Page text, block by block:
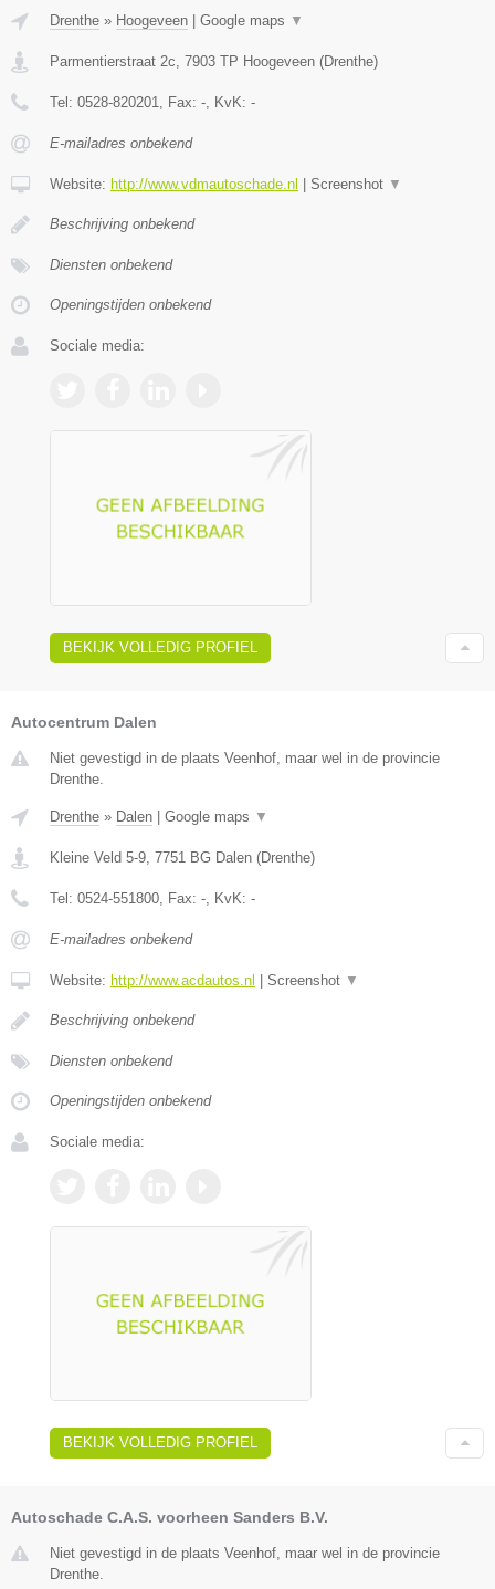
Drenthe » Hoogeveen Google maps ▼
Parmentierstraat 2c 7903 TP Hoogeveen (Drenthe)
Tel: 0528-820201 , Fax: - , KvK: -
E-mailadres onbekend
Website: http://www.vdmautoschade.nl Screenshot ▼
Beschrijving onbekend
Diensten onbekend
Openingstijden onbekend
Sociale media:
BEKIJK VOLLEDIG PROFIEL
Autocentrum Dalen
Niet gevestigd in de plaats Veenhof, maar wel in de provincie
Drenthe.
Drenthe » Dalen | Google maps ▼
Kleine Veld 5-9 7751 BG Dalen (Drenthe)
Tel: 0524-551800 , Fax: - , KvK: -
E-mailadres onbekend
Website: http://www.acdautos.nl | Screenshot ▼
Beschrijving onbekend
Diensten onbekend
Openingstijden onbekend
Sociale media:
BEKIJK VOLLEDIG PROFIEL
Autoschade C.A.S. voorheen Sanders B.V.
Niet gevestigd in de plaats Veenhof, maar wel in de provincie
Drenthe.